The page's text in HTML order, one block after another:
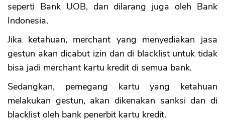
seperti Bank UOB, dan dilarang juga oleh Bank
Indonesia.
Jika ketahuan, merchant yang menyediakan jasa
gestun akan dicabut izin dan di blacklist untuk tidak
bisa jadi merchant kartu kredit di semua bank.
Sedangkan, pemegang kartu yang ketahuan
melakukan gestun, akan dikenakan sanksi dan di
blacklist oleh bank penerbit kartu kredit.